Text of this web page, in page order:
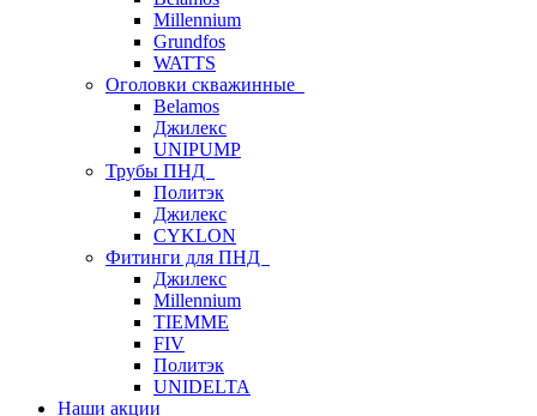
Millennium
Grundfos
WATTS
Оголовки скважинные
Belamos
Джилекс
UNIPUMP
Трубы ПНД
Политэк
Джилекс
CYKLON
Фитинги для ПНД
Джилекс
Millennium
TIEMME
FIV
Политэк
UNIDELTA
Наши акции